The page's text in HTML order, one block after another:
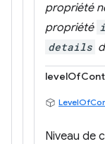
propriété
propriété
details
Niveau de